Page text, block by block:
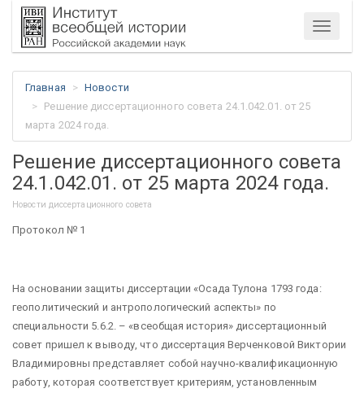
Меню
Главная
Новости
Решение диссертационного совета 24.1.042.01. от 25
марта 2024 года.
Решение диссертационного совета
24.1.042.01. от 25 марта 2024 года.
Новости диссертационного совета
Протокол № 1
На основании защиты диссертации «Осада Тулона 1793 года:
геополитический и антропологический аспекты» по
специальности 5.6.2. – «всеобщая история» диссертационный
совет пришел к выводу, что диссертация Верченковой Виктории
Владимировны представляет собой научно-квалификационную
работу, которая соответствует критериям, установленным